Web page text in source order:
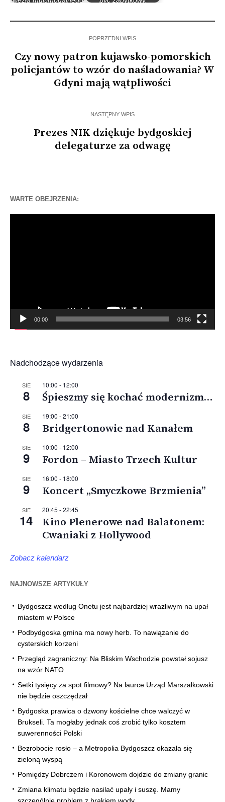
POPRZEDNI WPIS
Czy nowy patron kujawsko-pomorskich
policjantów to wzór do naśladowania? W
Gdyni mają wątpliwości
NASTĘPNY WPIS
Prezes NIK dziękuje bydgoskiej
delegaturze za odwagę
WARTE OBEJRZENIA:
00:00 03:56
Nadchodzące wydarzenia
SIE
8
10:00 - 12:00
Śpieszmy się kochać modernizm…
SIE
8
19:00 -21:00
Bridgertonowie nad Kanałem
SIE
9
10:00 - 12:00
Fordon – Miasto Trzech Kultur
SIE
9
16:00 - 18:00
Koncert „Smyczkowe Brzmienia”
SIE
14
20:45 -22:45
Kino Plenerowe nad Balatonem:
Cwaniaki z Hollywood
Zobacz kalendarz
NAJNOWSZE ARTYKUŁY
Bydgoszcz według Onetu jest najbardziej wrażliwym na upał
miastem w Polsce
Podbydgoska gmina ma nowy herb. To nawiązanie do
cysterskich korzeni
Przegląd zagraniczny: Na Bliskim Wschodzie powstał sojusz
na wzór NATO
Setki tysięcy za spot filmowy? Na laurce Urząd Marszałkowski
nie będzie oszczędzał
Bydgoska prawica o dzwony kościelne chce walczyć w
Brukseli. Ta mogłaby jednak coś zrobić tylko kosztem
suwerenności Polski
Bezrobocie rosło – a Metropolia Bydgoszcz okazała się
zieloną wyspą
Pomiędzy Dobrczem i Koronowem dojdzie do zmiany granic
Zmiana klimatu będzie nasilać upały i suszę. Mamy